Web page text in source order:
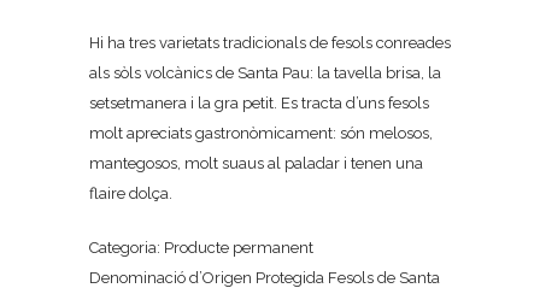
Hi ha tres varietats tradicionals de fesols conreades
als sòls volcànics de Santa Pau: la tavella brisa, la
setsetmanera i la gra petit. Es tracta d’uns fesols
molt apreciats gastronòmicament: són melosos,
mantegosos, molt suaus al paladar i tenen una
flaire dolça.
Categoria: Producte permanent
Denominació d’Origen Protegida Fesols de Santa